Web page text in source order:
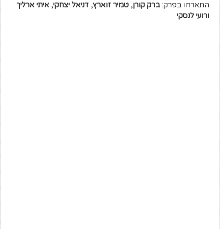
התארחו בפרק:ברק קורן, טמיר זוארץ, דניאל יצחקי, איתי ארליך
ורועי לנסקי